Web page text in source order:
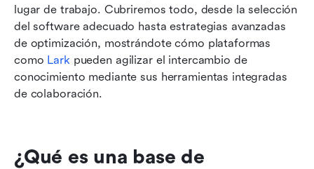
lugar de trabajo. Cubriremos todo, desde la selección
del software adecuado hasta estrategias avanzadas
de optimización, mostrándote cómo plataformas
como Lark pueden agilizar el intercambio de
conocimiento mediante sus herramientas integradas
de colaboración.
¿Qué es una base de